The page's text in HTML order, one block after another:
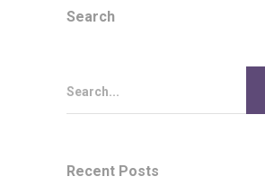
Search
Search...
Recent Posts